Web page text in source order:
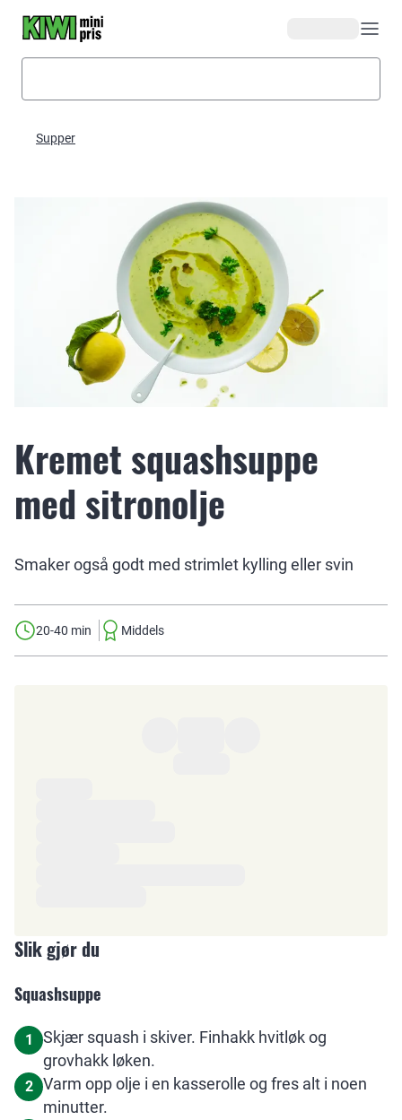
Supper
Kremet squashsuppe
med sitronolje
Smaker også godt med strimlet kylling eller svin
20-40 min Middels
Slik gjør du
Squashsuppe
1
Skjær squash i skiver. Finhakk hvitløk og
grovhakk løken.
2
Varm opp olje i en kasserolle og fres alt i noen
minutter.